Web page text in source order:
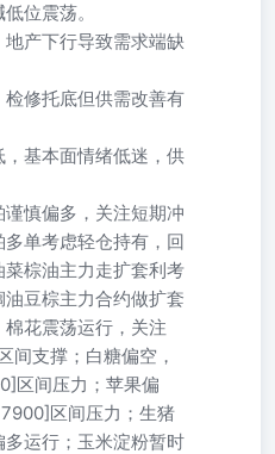
位震荡。
产下行导致需求端缺
修托底但供需改善有
基本面情绪低迷，供
慎偏多，关注短期冲
单考虑轻仓持有，回
棕油主力走扩套利考
豆棕主力合约做扩套
花震荡运行，关注
间支撑；白糖偏空，
区间压力；苹果偏
区间压力；生猪
运行；玉米淀粉暂时